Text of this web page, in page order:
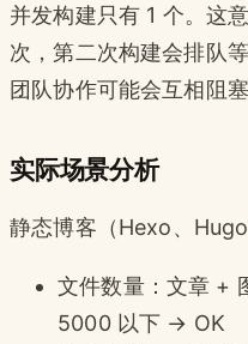
并发构建只有 1 个。这
次，第二次构建会排队
团队协作可能会互相阻塞
实际场景分析
静态博客（Hexo、
文件数量：文章 +
5000 以下 → OK